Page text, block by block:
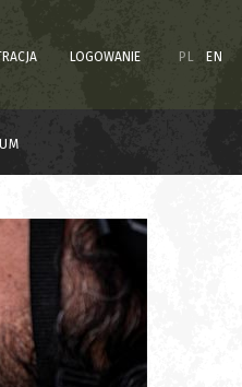
LOGOWANIE PL EN